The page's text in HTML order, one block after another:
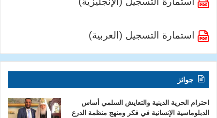
استمارة التسجيل (العربية)
جوائز
احترام الحرية الدينية والتعايش السلمي أساس
الدبلوماسية الإنسانية في فكر ومنهج منظمة الدرع